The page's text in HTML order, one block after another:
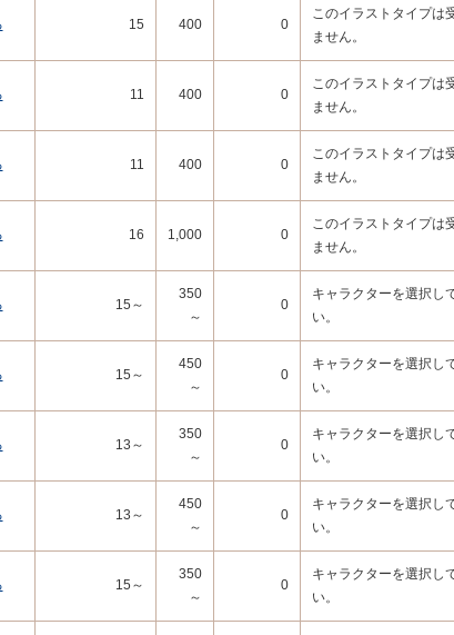
15 400 0
このイラストタイプは
ません。
11 400 0
このイラストタイプは
ません。
11 400 0
このイラストタイプは
ません。
16 1,000 0
このイラストタイプは
ません。
15～
350
～
0
キャラクターを選択し
い。
15～
450
～
0
キャラクターを選択し
い。
13～
350
～
0
キャラクターを選択し
い。
13～
450
～
0
キャラクターを選択し
い。
15～
350
～
0
キャラクターを選択し
い。